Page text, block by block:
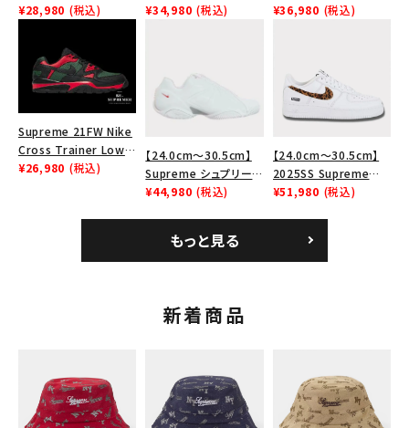
Force 1 Low シュプリ
ス１スニーカー シュー
ズ ホワイト
¥28,980 (税込)
Max 2 CB 94 Low SP
¥34,980 (税込)
Leather Shoulder
¥36,980 (税込)
Supreme 21FW Nike
Cross Trainer Low
ナイキクロストレイナー
¥26,980 (税込)
【24.0cm～30.5cm】
Supreme シュプリーム
2023AW Nike
ー ホワイト 白
¥44,980 (税込)
【24.0cm～30.5cm】
2025SS Supreme
GOODENOUGH Nike
フ ナイキエアフォース１
スニーカー シューズ ホ
¥51,980 (税込)
もっと見る
新着商品